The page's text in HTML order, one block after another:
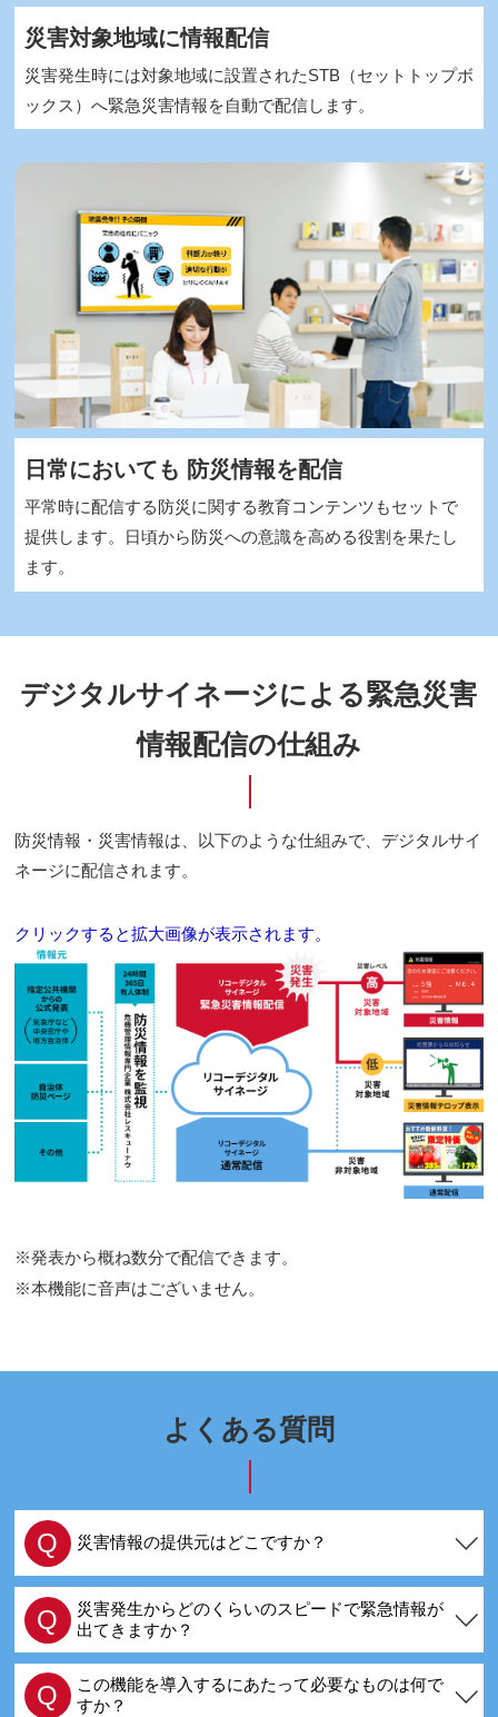
災害対象地域に情報配信
災害発生時には対象地域に設置されたSTB（セットトップボ
ックス）へ緊急災害情報を自動で配信します。
日常においても 防災情報を配信
平常時に配信する防災に関する教育コンテンツもセットで
提供します。日頃から防災への意識を高める役割を果たし
ます。
デジタルサイネージによる緊急災害
情報配信の仕組み
防災情報・災害情報は、以下のような仕組みで、デジタルサイ
ネージに配信されます。
クリックすると拡大画像が表示されます。
※発表から概ね数分で配信できます。
※本機能に音声はございません。
よくある質問
Q 災害情報の提供元はどこですか？
A
危機管理情報専門企業 株式会社レスキューナウ
です。
Q
災害発生からどのくらいのスピードで緊急情報が
出てきますか？
A
情報の種類によっても異なりますが、発表から概
ね数分で配信できます。
Q
この機能を導入するにあたって必要なものは何で
すか？